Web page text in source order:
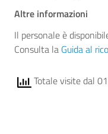
Altre informazioni
Il personale è
Consulta la Guida al
Totale visite dal